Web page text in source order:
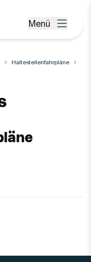
Menü öffnen
Menü
Haltestellenfahrpläne
für
oder Fenster)